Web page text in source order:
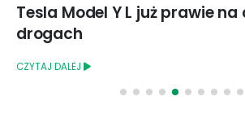
Tesla Model Y L już prawie
drogach
CZYTAJ DALEJ